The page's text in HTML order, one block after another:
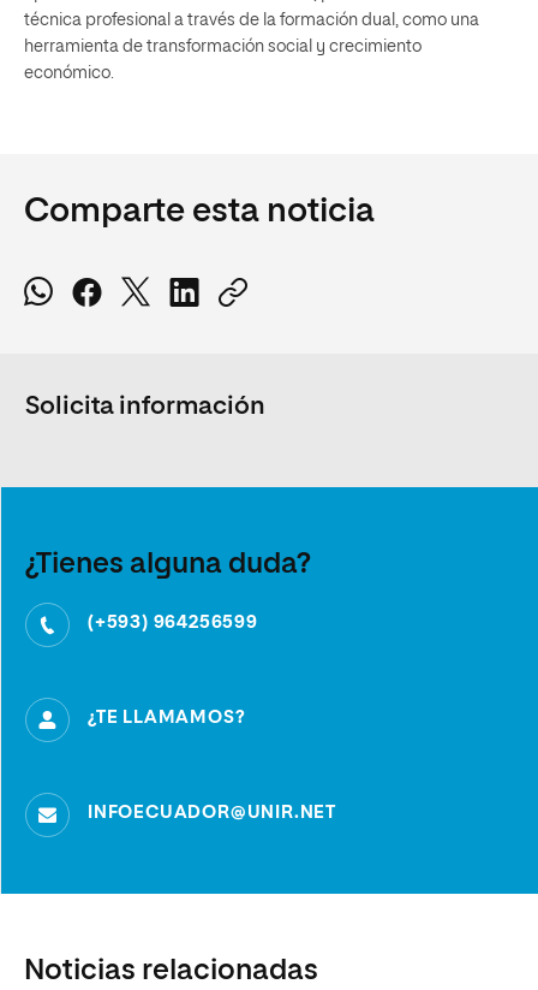
técnica profesional a través de la formación dual, como una
herramienta de transformación social y crecimiento
económico.
Comparte esta noticia
Solicita información
¿Tienes alguna duda?
(+593) 964256599
¿TE LLAMAMOS?
INFOECUADOR@UNIR.NET
Noticias relacionadas